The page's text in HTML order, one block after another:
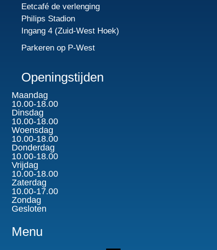
Eetcafé de verlenging
Philips Stadion
Ingang 4 (Zuid-West Hoek)
Parkeren op P-West
Openingstijden
Maandag
10.00-18.00
Dinsdag
10.00-18.00
Woensdag
10.00-18.00
Donderdag
10.00-18.00
Vrijdag
10.00-18.00
Zaterdag
10.00-17.00
Zondag
Gesloten
Menu